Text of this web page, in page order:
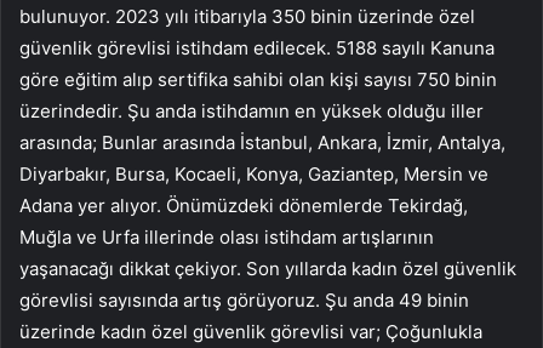
bulunuyor. 2023 yılı itibarıyla 350 binin üzerinde özel
güvenlik görevlisi istihdam edilecek. 5188 sayılı Kanuna
göre eğitim alıp sertifika sahibi olan kişi sayısı 750 binin
üzerindedir. Şu anda istihdamın en yüksek olduğu iller
arasında; Bunlar arasında İstanbul, Ankara, İzmir, Antalya,
Diyarbakır, Bursa, Kocaeli, Konya, Gaziantep, Mersin ve
Adana yer alıyor. Önümüzdeki dönemlerde Tekirdağ,
Muğla ve Urfa illerinde olası istihdam artışlarının
yaşanacağı dikkat çekiyor. Son yıllarda kadın özel güvenlik
görevlisi sayısında artış görüyoruz. Şu anda 49 binin
üzerinde kadın özel güvenlik görevlisi var; Çoğunlukla